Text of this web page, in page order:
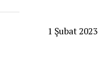
1 Şubat 2023